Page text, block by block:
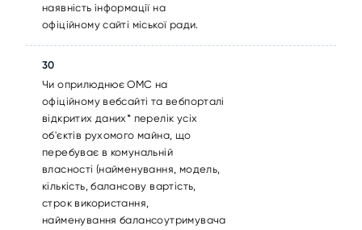
наявність інформації на
офіційному сайті міської ради.
30
Чи оприлюднює ОМС на
офіційному вебсайті та вебпорталі
відкритих даних* перелік усіх
об'єктів рухомого майна, що
перебуває в комунальній
власності (найменування, модель,
кількість, балансову вартість,
строк використання,
найменування балансоутримувача